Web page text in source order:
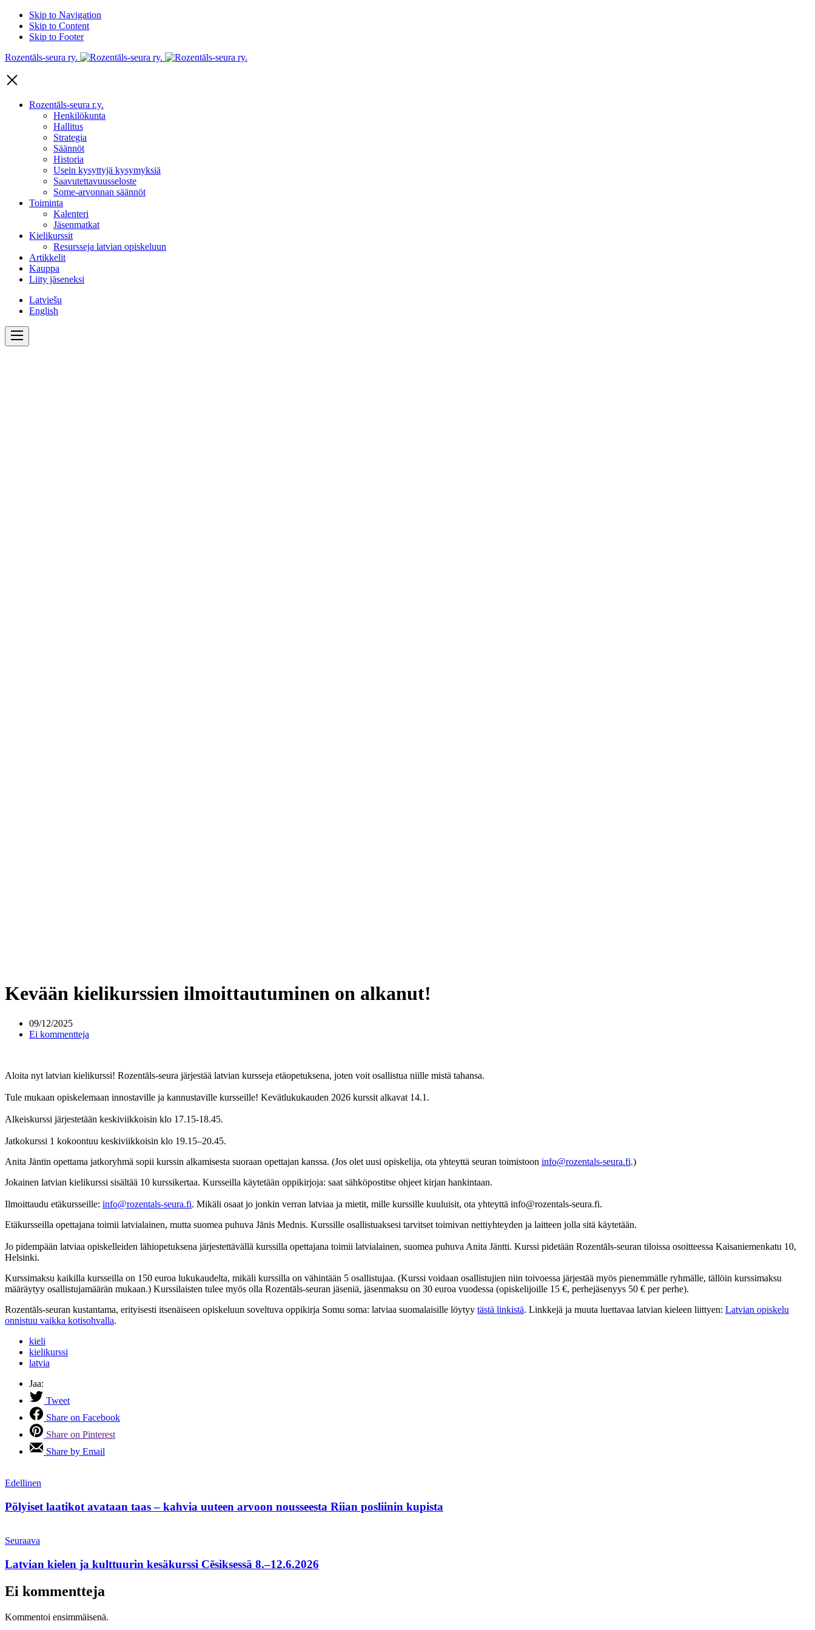
Skip to Navigation
Skip to Content
Skip to Footer
Rozentāls-seura ry.
Rozentāls-seura r.y.
Henkilökunta
Hallitus
Strategia
Säännöt
Historia
Usein kysyttyjä kysymyksiä
Saavutettavuusseloste
Some-arvonnan säännöt
Toiminta
Kalenteri
Jäsenmatkat
Kielikurssit
Resursseja latvian opiskeluun
Artikkelit
Kauppa
Liity jäseneksi
Latviešu
English
Kevään kielikurssien ilmoittautuminen on alkanut!
09/12/2025
Ei kommentteja
Aloita nyt latvian kielikurssi! Rozentāls-seura järjestää latvian kursseja etäopetuksena, joten voit osallistua niille mistä tahansa.
Tule mukaan opiskelemaan innostaville ja kannustaville kursseille! Kevätlukukauden 2026 kurssit alkavat 14.1.
Alkeiskurssi järjestetään keskiviikkoisin klo 17.15-18.45.
Jatkokurssi 1 kokoontuu keskiviikkoisin klo 19.15–20.45.
Anita Jäntin opettama jatkoryhmä sopii kurssin alkamisesta suoraan opettajan kanssa. (Jos olet uusi opiskelija, ota yhteyttä seuran toimistoon info@rozentals-seura.fi.)
Jokainen latvian kielikurssi sisältää 10 kurssikertaa. Kursseilla käytetään oppikirjoja: saat sähköpostitse ohjeet kirjan hankintaan.
Ilmoittaudu etäkursseille: info@rozentals-seura.fi. Mikäli osaat jo jonkin verran latviaa ja mietit, mille kurssille kuuluisit, ota yhteyttä info@rozentals-seura.fi.
Etäkursseilla opettajana toimii latvialainen, mutta suomea puhuva Jānis Mednis. Kurssille osallistuaksesi tarvitset toimivan nettiyhteyden ja laitteen jolla sitä käytetään.
Jo pidempään latviaa opiskelleiden lähiopetuksena järjestettävällä kurssilla opettajana toimii latvialainen, suomea puhuva Anita Jäntti. Kurssi pidetään Rozentāls-seuran tiloissa osoitteessa Kaisaniemenkatu 10,
Helsinki.
Kurssimaksu kaikilla kursseilla on 150 euroa lukukaudelta, mikäli kurssilla on vähintään 5 osallistujaa. (Kurssi voidaan osallistujien niin toivoessa järjestää myös pienemmälle ryhmälle, tällöin kurssimaksu
määräytyy osallistujamäärän mukaan.) Kurssilaisten tulee myös olla Rozentāls-seuran jäseniä, jäsenmaksu on 30 euroa vuodessa (opiskelijoille 15 €, perhejäsenyys 50 € per perhe).
Rozentāls-seuran kustantama, erityisesti itsenäiseen opiskeluun soveltuva oppikirja Somu soma: latviaa suomalaisille löytyy tästä linkistä. Linkkejä ja muuta luettavaa latvian kieleen liittyen: Latvian opiskelu
onnistuu vaikka kotisohvalla.
kieli
kielikurssi
latvia
Jaa:
Tweet
Share on Facebook
Share on Pinterest
Share by Email
Edellinen
Pölyiset laatikot avataan taas – kahvia uuteen arvoon nousseesta Riian posliinin kupista
Seuraava
Latvian kielen ja kulttuurin kesäkurssi Cēsiksessä 8.–12.6.2026
Ei kommentteja
Kommentoi ensimmäisenä.